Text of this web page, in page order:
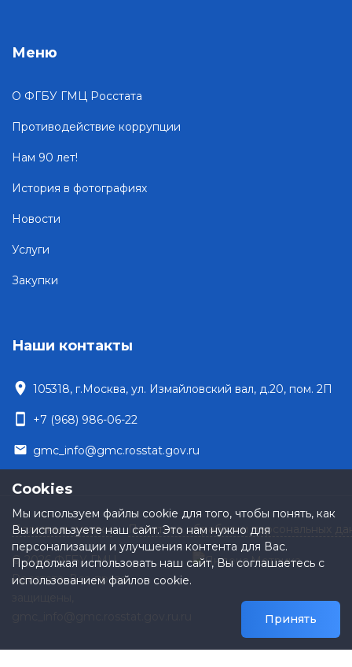
Меню
О ФГБУ ГМЦ Росстата
Противодействие коррупции
Нам 90 лет!
История в фотографиях
Новости
Услуги
Закупки
Наши контакты
location_on 105318, г.Москва, ул. Измайловский вал, д.20, пом. 2П
smartphone +7 (968) 986-06-22
email gmc_info@gmc.rosstat.gov.ru
Полезные ссылки Политика обработки персональных
© 2026 ФГБУ ГМЦ
Росстата. Все права
Cookies
Мы используем файлы cookie для того, чтобы понять, как
Вы используете наш сайт. Это нам нужно для
персонализации и улучшения контента для Вас.
Продолжая использовать наш сайт, Вы соглашаетесь с
использованием файлов cookie.
Принять